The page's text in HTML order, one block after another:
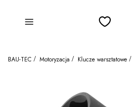
Menu Ulubione
BAU-TEC Motoryzacja Klucze warsztatowe